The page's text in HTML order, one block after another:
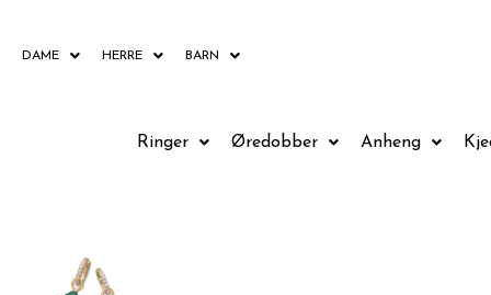
DAME HERRE BARN
Ringer Øredobber Anheng